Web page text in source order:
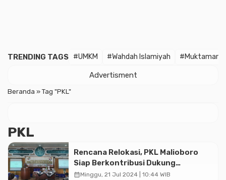
TRENDING TAGS #UMKM #Wahdah Islamiyah #Muktamar
Advertisment
Beranda »Tag "PKL"
PKL
Rencana Relokasi, PKL Malioboro
Siap Berkontribusi Dukung
Kebijakan Pemerintah
calendar_monthMinggu, 21 Jul 2024 | 10:44 WIB